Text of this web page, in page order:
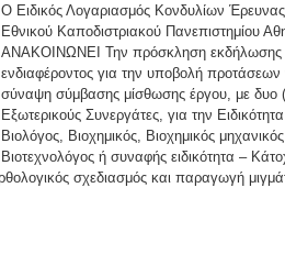
Ο Ειδικός Λογαριασμός Κονδυλίων
Εθνικού Καποδιστριακού Πανεπιστημίου
ΑΝΑΚΟΙΝΩΝΕΙ Την πρόσκληση εκδήλωσης
ενδιαφέροντος για την υποβολή προτάσεων
σύναψη σύμβασης μίσθωσης έργου, με δυο
Εξωτερικούς Συνεργάτες, για την
Βιολόγος, Βιοχημικός, Βιοχημικός
Βιοτεχνολόγος ή συναφής ειδικότητα –
σχεδιασμός και παραγωγή